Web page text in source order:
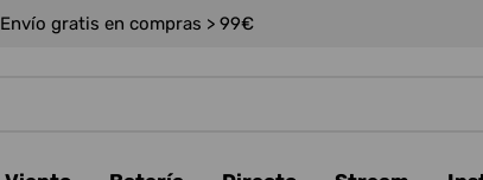
Envío gratis en compras > 99€